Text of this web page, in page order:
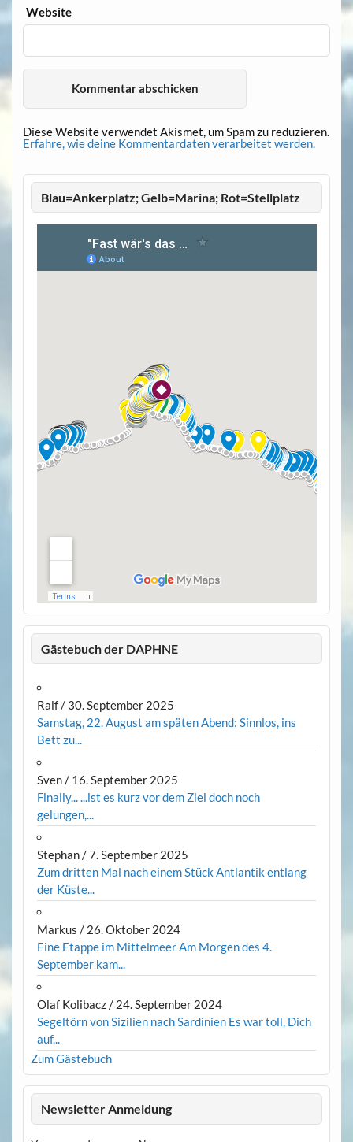
Website
Diese Website verwendet Akismet, um Spam zu reduzieren.
Erfahre, wie deine Kommentardaten verarbeitet werden.
Blau=Ankerplatz; Gelb=Marina; Rot=Stellplatz
Gästebuch der DAPHNE
Ralf/ 30. September 2025
Samstag, 22. August am späten Abend: Sinnlos, ins
Bett zu...
Sven/ 16. September 2025
Finally... ...ist es kurz vor dem Ziel doch noch
gelungen,...
Stephan/7. September 2025
Zum dritten Mal nach einem Stück Antlantik entlang
der Küste...
Markus / 26. Oktober 2024
Eine Etappe im Mittelmeer Am Morgen des 4.
September kam...
Olaf Kolibacz/ 24. September 2024
Segeltörn von Sizilien nach Sardinien Es war toll, Dich
auf...
Zum Gästebuch
Newsletter Anmeldung